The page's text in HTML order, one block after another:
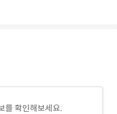
를 확인해보세요.